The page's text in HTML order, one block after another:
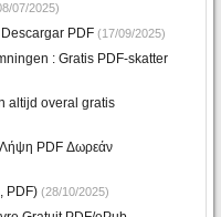
07/2025)
PDF (17/09/2025)
: Gratis PDF-skatter
altijd overal gratis
Λήψη PDF Δωρεάν
PDF) (28/10/2025)